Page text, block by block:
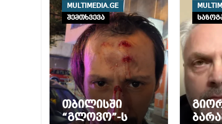
MULTIMEDIA.GE
შემთხვევა
თბილისში
“გლოვო”-ს